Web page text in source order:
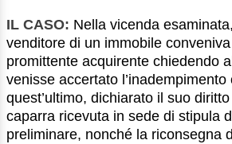
IL CASO: Nella vicenda
venditore di un immobile conveniva
promittente acquirente chiedendo
venisse accertato l’inadempimento
quest’ultimo, dichiarato il suo
caparra ricevuta in sede di stipula
preliminare, nonché la riconsegna